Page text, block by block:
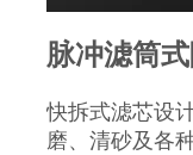
脉冲滤筒
快拆式滤芯设
磨、清砂及各